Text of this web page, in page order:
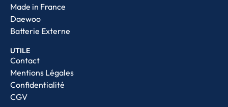
Made in France
Daewoo
Batterie Externe
UTILE
Contact
Mentions Légales
Confidentialité
CGV